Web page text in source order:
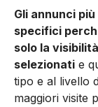
Gli annunci
specifici
solo la
selezionati e
tipo e al livello
maggiori visite